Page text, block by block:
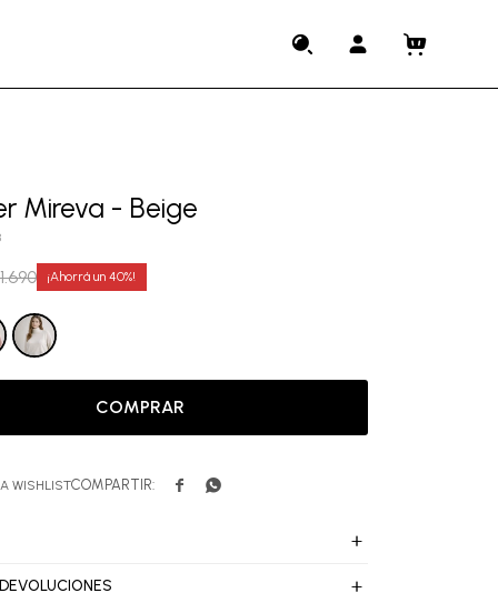
Mireva - Beige
1.690 40
COMPRAR
 